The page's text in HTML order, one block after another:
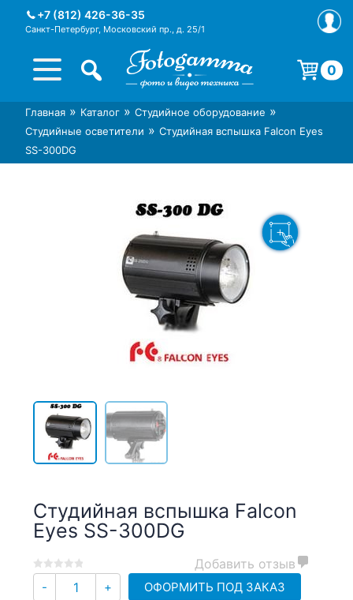
+7 (812) 426-36-35
Санкт-Петербург, Московский пр., д. 25/1
Интернет-магазин фототехники
Foto-Gamma в СПб
Магазин фотоаксессуаров foto-
gamma.ru
0
Корзина пуста.
Главная » Каталог » Студийное оборудование »
Студийные осветители » Студийная вспышка Falcon Eyes
SS-300DG
Студийная вспышка Falcon
Eyes SS-300DG
050
Добавить отзыв
- Количество
+ ОФОРМИТЬ ПОД ЗАКАЗ